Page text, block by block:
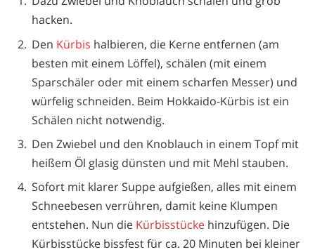
hacken.
Den Kürbis halbieren, die Kerne entfernen (am
besten mit einem Löffel), schälen (mit einem
Sparschäler oder mit einem scharfen Messer) und
würfelig schneiden. Beim Hokkaido-Kürbis ist ein
Schälen nicht notwendig.
Den Zwiebel und den Knoblauch in einem Topf mit
heißem Öl glasig dünsten und mit Mehl stauben.
Sofort mit klarer Suppe aufgießen, alles mit einem
Schneebesen verrühren, damit keine Klumpen
entstehen. Nun die Kürbisstücke hinzufügen. Die
Kürbisstücke bissfest für ca. 20 Minuten bei kleiner